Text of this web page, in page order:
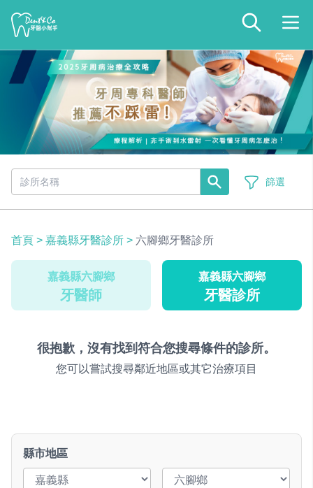
篩選
首頁 > 嘉義縣牙醫診所 > 六腳鄉牙醫診所
嘉義縣六腳鄉
牙醫師
嘉義縣六腳鄉
牙醫診所
很抱歉，沒有找到符合您搜尋條件的診所。
您可以嘗試搜尋鄰近地區或其它治療項目
縣市地區